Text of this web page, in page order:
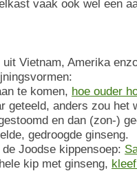
vaak ook wel een
Vietnam, Amerika
te komen, hoe ouder
geteeld, anders zou het
en dan (zon-)
gedroogde ginseng.
Joodse kippensoep:
kip met ginseng,